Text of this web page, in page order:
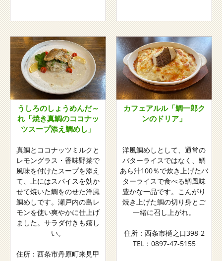
うしろのしょうめんだ～
れ「焼き真鯛のココナッ
ツスープ添え鯛めし」
真鯛とココナッツミルクと
レモングラス・香味野菜で
風味を付けたスープを添え
て、上にはスパイスを効か
せて焼いた鯛をのせた洋風
鯛めしです。瀬戸内の島レ
モンを使い爽やかに仕上げ
ました。サラダ付きも嬉し
い。
住所：西条市丹原町来見甲
カフェアルル「鯛一郎ク
ンのドリア」
洋風鯛めしとして、通常の
バターライスではなく、鯛
あら汁100％で炊き上げたバ
ターライスで食べる鯛風味
豊かな一品です。こんがり
焼き上げた鯛の切り身とご
一緒に召し上がれ。
住所：西条市樋之口398-2
TEL：0897-47-5155